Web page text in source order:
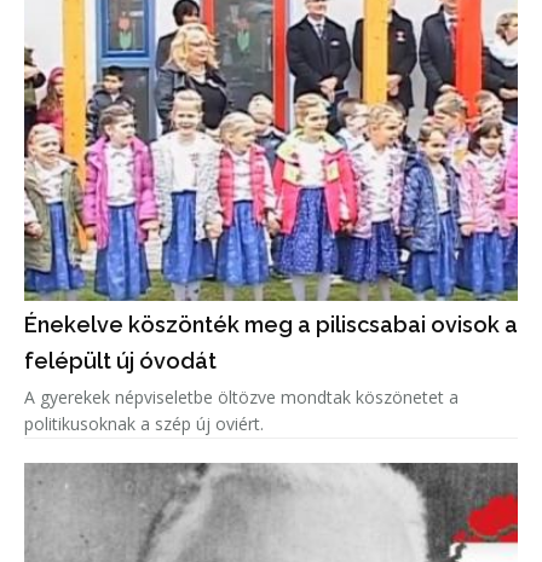
Énekelve köszönték meg a piliscsabai ovisok a
felépült új óvodát
A gyerekek népviseletbe öltözve mondtak köszönetet a
politikusoknak a szép új oviért.